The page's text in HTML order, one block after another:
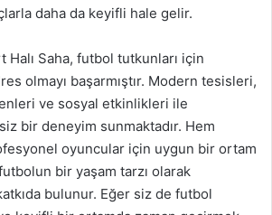
daha da keyifli hale gelir.
Halı Saha, futbol tutkunları için
olmayı başarmıştır. Modern tesisleri,
ve sosyal etkinlikleri ile
bir deneyim sunmaktadır. Hem
oyuncular için uygun bir ortam
bir yaşam tarzı olarak
bulunur. Eğer siz de futbol